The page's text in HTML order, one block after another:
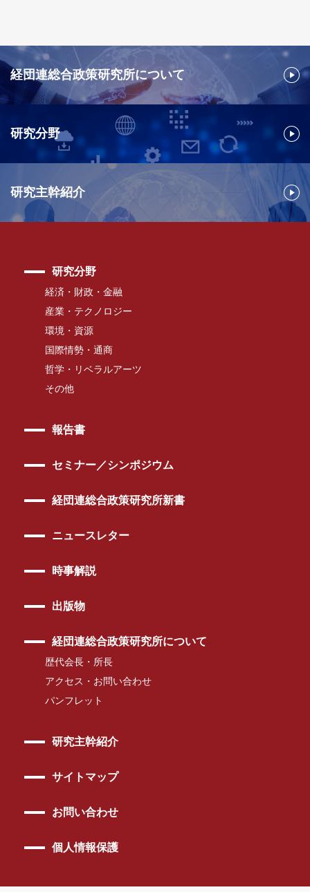
経団連総合政策研究所について
研究分野
研究主幹紹介
研究分野
経済・財政・金融
産業・テクノロジー
環境・資源
国際情勢・通商
哲学・リベラルアーツ
その他
報告書
セミナー／シンポジウム
経団連総合政策研究所新書
ニュースレター
時事解説
出版物
経団連総合政策研究所について
歴代会長・所長
アクセス・お問い合わせ
パンフレット
研究主幹紹介
サイトマップ
お問い合わせ
個人情報保護